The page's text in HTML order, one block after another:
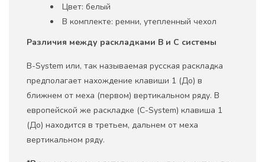
Цвет: белый
В комплекте: ремни, утепленный чехол
Различия между раскладками B и C системы
B-System или, так называемая русская раскладка
предполагает нахождение клавиши 1 (До) в
ближнем от меха (первом) вертикальном ряду. В
европейской же раскладке (C-System) клавиша 1
(До) находится в третьем, дальнем от меха
вертикальном ряду.